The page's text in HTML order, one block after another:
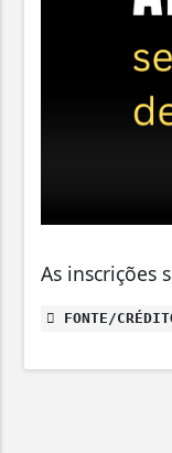
As inscrições
FONTE/